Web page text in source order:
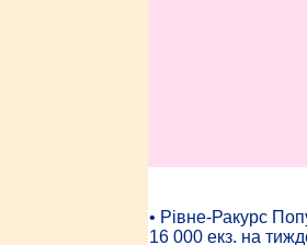
• Рiвне-Ракурс
16 000 екз. на